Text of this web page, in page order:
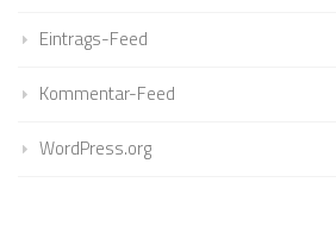
Eintrags-Feed
Kommentar-Feed
WordPress.org